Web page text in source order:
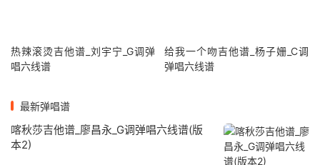
热辣滚烫吉他谱_刘宇宁_G调弹
唱六线谱
给我一个吻吉他谱_杨子姗_C调
弹唱六线谱
最新弹唱谱
喀秋莎吉他谱_廖昌永_G调弹唱六线谱(版
本2)